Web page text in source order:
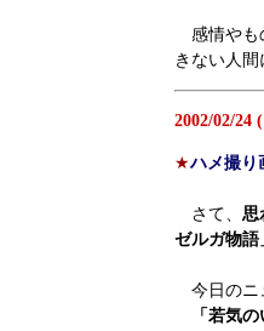
感情やも
きない人
2002/02/24
★ハメ撮り
さて、 思
ゼルガ物語
今日のニ
「若気の